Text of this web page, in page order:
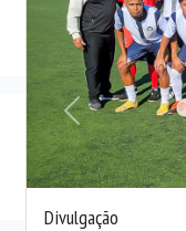
Divulgação
Anterior